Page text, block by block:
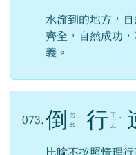
水流到的地方，
齊全，自然成功
義。
073. 倒
ㄉ
ㄠ ˋ 行 ㄒ
ㄧ
ㄥ
ˊ
比喻不按照情理